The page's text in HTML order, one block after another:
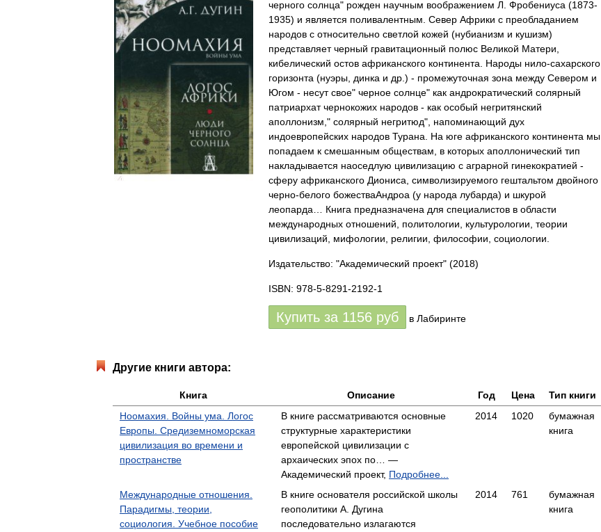
черного солнца" рожден научным воображением Л. Фробениуса (1873-
1935) и является поливалентным. Север Африки с преобладанием
народов с относительно светлой кожей (нубианизм и кушизм)
представляет черный гравитационный полюс Великой Матери,
кибелический остов африканского континента. Народы нило-сахарского
горизонта (нуэры, динка и др.) - промежуточная зона между Севером и
Югом - несут свое" черное солнце" как андрократический солярный
патриархат чернокожих народов - как особый негритянский
аполлонизм," солярный негритюд", напоминающий дух
индоевропейских народов Турана. На юге африканского континента мы
попадаем к смешанным обществам, в которых аполлонический тип
накладывается наоседлую цивилизацию с аграрной гинекократией -
сферу африканского Диониса, символизируемого гештальтом двойного
черно-белого божестваАндроа (у народа лубарда) и шкурой
леопарда… Книга предназначена для специалистов в области
международных отношений, политологии, культурологии, теории
цивилизаций, мифологии, религии, философии, социологии.
Издательство: "Академический проект" (2018)
ISBN: 978-5-8291-2192-1
Купить за 1156 руб в Лабиринте
Другие книги автора:
Книга Описание Год Цена
Тип книги
Ноомахия. Войны ума. Логос
Европы. Средиземноморская
цивилизация во времени и
пространстве
В книге рассматриваются основные
структурные характеристики
европейской цивилизации с
архаических эпох по… —
Академический проект, Подробнее...
2014 1020
бумажная
книга
Международные отношения.
Парадигмы, теории,
социология. Учебное пособие
В книге основателя российской школы
геополитики А. Дугина
последовательно излагаются
2014 761
бумажная
книга